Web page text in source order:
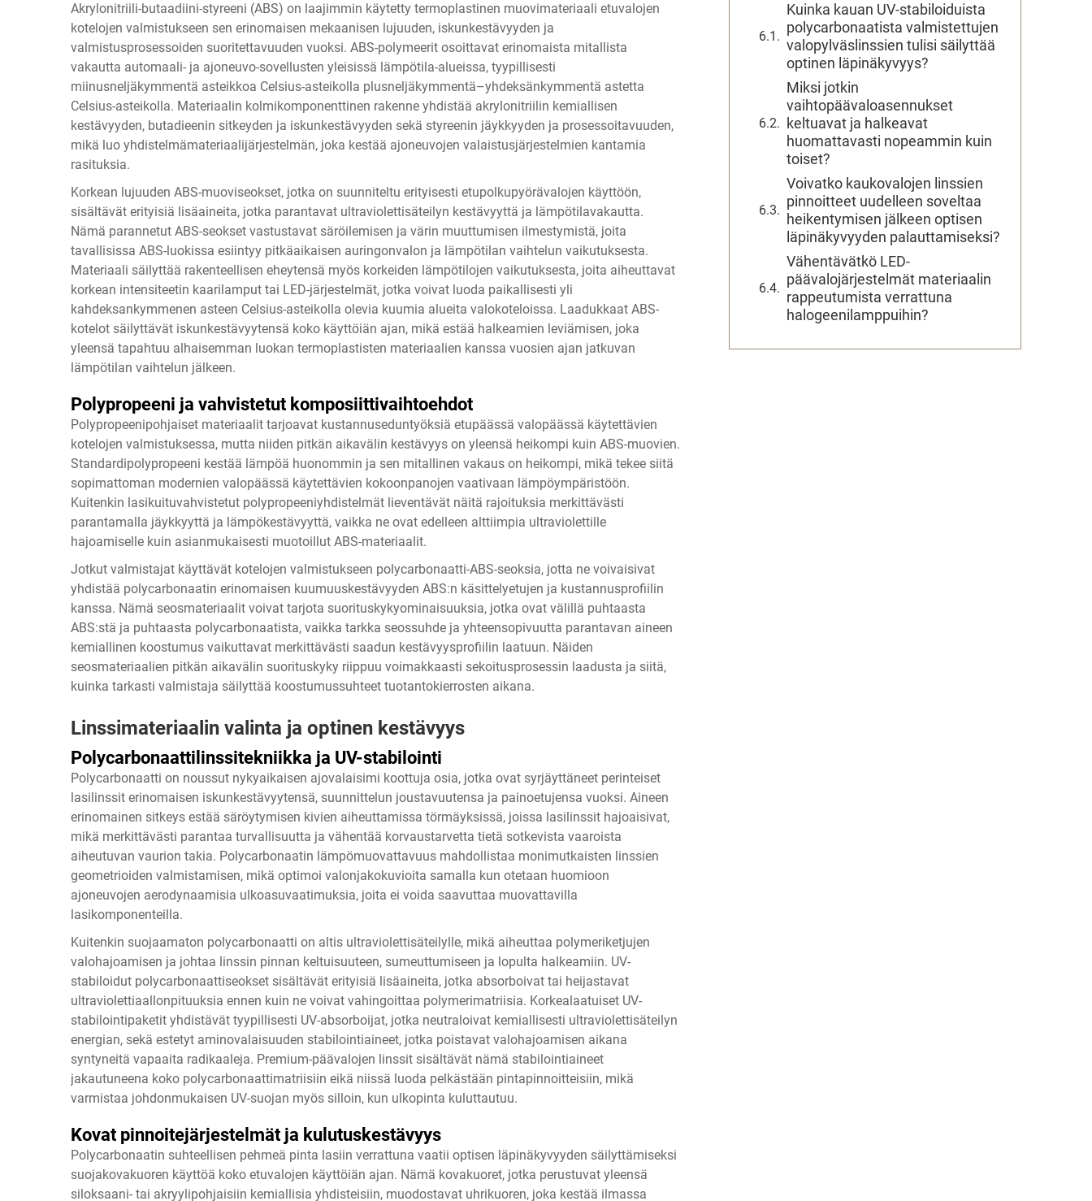
Akrylonitriili-butaadiini-styreeni (ABS) on laajimmin käytetty termoplastinen muovimateriaali etuvalojen
kotelojen valmistukseen sen erinomaisen mekaanisen lujuuden, iskunkestävyyden ja
valmistusprosessoiden suoritettavuuden vuoksi. ABS-polymeerit osoittavat erinomaista mitallista
vakautta automaali- ja ajoneuvo-sovellusten yleisissä lämpötila-alueissa, tyypillisesti
miinusneljäkymmentä asteikkoa Celsius-asteikolla plusneljäkymmentä–yhdeksänkymmentä astetta
Celsius-asteikolla. Materiaalin kolmikomponenttinen rakenne yhdistää akrylonitriilin kemiallisen
kestävyyden, butadieenin sitkeyden ja iskunkestävyyden sekä styreenin jäykkyyden ja prosessoitavuuden,
mikä luo yhdistelmämateriaalijärjestelmän, joka kestää ajoneuvojen valaistusjärjestelmien kantamia
rasituksia.
Korkean lujuuden ABS-muoviseokset, jotka on suunniteltu erityisesti etupolkupyörävalojen käyttöön,
sisältävät erityisiä lisäaineita, jotka parantavat ultraviolettisäteilyn kestävyyttä ja lämpötilavakautta.
Nämä parannetut ABS-seokset vastustavat säröilemisen ja värin muuttumisen ilmestymistä, joita
tavallisissa ABS-luokissa esiintyy pitkäaikaisen auringonvalon ja lämpötilan vaihtelun vaikutuksesta.
Materiaali säilyttää rakenteellisen eheytensä myös korkeiden lämpötilojen vaikutuksesta, joita aiheuttavat
korkean intensiteetin kaarilamput tai LED-järjestelmät, jotka voivat luoda paikallisesti yli
kahdeksankymmenen asteen Celsius-asteikolla olevia kuumia alueita valokoteloissa. Laadukkaat ABS-
kotelot säilyttävät iskunkestävyytensä koko käyttöiän ajan, mikä estää halkeamien leviämisen, joka
yleensä tapahtuu alhaisemman luokan termoplastisten materiaalien kanssa vuosien ajan jatkuvan
lämpötilan vaihtelun jälkeen.
Polypropeeni ja vahvistetut komposiittivaihtoehdot
Polypropeenipohjaiset materiaalit tarjoavat kustannuseduntyöksiä etupäässä valopäässä käytettävien
kotelojen valmistuksessa, mutta niiden pitkän aikavälin kestävyys on yleensä heikompi kuin ABS-muovien.
Standardipolypropeeni kestää lämpöä huonommin ja sen mitallinen vakaus on heikompi, mikä tekee siitä
sopimattoman modernien valopäässä käytettävien kokoonpanojen vaativaan lämpöympäristöön.
Kuitenkin lasikuituvahvistetut polypropeeniyhdistelmät lieventävät näitä rajoituksia merkittävästi
parantamalla jäykkyyttä ja lämpökestävyyttä, vaikka ne ovat edelleen alttiimpia ultraviolettille
hajoamiselle kuin asianmukaisesti muotoillut ABS-materiaalit.
Jotkut valmistajat käyttävät kotelojen valmistukseen polycarbonaatti-ABS-seoksia, jotta ne voivaisivat
yhdistää polycarbonaatin erinomaisen kuumuuskestävyyden ABS:n käsittelyetujen ja kustannusprofiilin
kanssa. Nämä seosmateriaalit voivat tarjota suorituskykyominaisuuksia, jotka ovat välillä puhtaasta
ABS:stä ja puhtaasta polycarbonaatista, vaikka tarkka seossuhde ja yhteensopivuutta parantavan aineen
kemiallinen koostumus vaikuttavat merkittävästi saadun kestävyysprofiilin laatuun. Näiden
seosmateriaalien pitkän aikavälin suorituskyky riippuu voimakkaasti sekoitusprosessin laadusta ja siitä,
kuinka tarkasti valmistaja säilyttää koostumussuhteet tuotantokierrosten aikana.
Linssimateriaalin valinta ja optinen kestävyys
Polycarbonaattilinssitekniikka ja UV-stabilointi
Polycarbonaatti on noussut nykyaikaisen ajovalaisimi koottuja osia, jotka ovat syrjäyttäneet perinteiset
lasilinssit erinomaisen iskunkestävyytensä, suunnittelun joustavuutensa ja painoetujensa vuoksi. Aineen
erinomainen sitkeys estää säröytymisen kivien aiheuttamissa törmäyksissä, joissa lasilinssit hajoaisivat,
mikä merkittävästi parantaa turvallisuutta ja vähentää korvaustarvetta tietä sotkevista vaaroista
aiheutuvan vaurion takia. Polycarbonaatin lämpömuovattavuus mahdollistaa monimutkaisten linssien
geometrioiden valmistamisen, mikä optimoi valonjakokuvioita samalla kun otetaan huomioon
ajoneuvojen aerodynaamisia ulkoasuvaatimuksia, joita ei voida saavuttaa muovattavilla
lasikomponenteilla.
Kuitenkin suojaamaton polycarbonaatti on altis ultraviolettisäteilylle, mikä aiheuttaa polymeriketjujen
valohajoamisen ja johtaa linssin pinnan keltuisuuteen, sumeuttumiseen ja lopulta halkeamiin. UV-
stabiloidut polycarbonaattiseokset sisältävät erityisiä lisäaineita, jotka absorboivat tai heijastavat
ultraviolettiaallonpituuksia ennen kuin ne voivat vahingoittaa polymerimatriisia. Korkealaatuiset UV-
stabilointipaketit yhdistävät tyypillisesti UV-absorboijat, jotka neutraloivat kemiallisesti ultraviolettisäteilyn
energian, sekä estetyt aminovalaisuuden stabilointiaineet, jotka poistavat valohajoamisen aikana
syntyneitä vapaaita radikaaleja. Premium-päävalojen linssit sisältävät nämä stabilointiaineet
jakautuneena koko polycarbonaattimatriisiin eikä niissä luoda pelkästään pintapinnoitteisiin, mikä
varmistaa johdonmukaisen UV-suojan myös silloin, kun ulkopinta kuluttautuu.
Kovat pinnoitejärjestelmät ja kulutuskestävyys
Polycarbonaatin suhteellisen pehmeä pinta lasiin verrattuna vaatii optisen läpinäkyvyyden säilyttämiseksi
suojakovakuoren käyttöä koko etuvalojen käyttöiän ajan. Nämä kovakuoret, jotka perustuvat yleensä
siloksaani- tai akryylipohjaisiin kemiallisia yhdisteisiin, muodostavat uhrikuoren, joka kestää ilmassa
Kuinka kauan UV-stabiloiduista
polycarbonaatista valmistettujen
valopylväslinssien tulisi säilyttää
optinen läpinäkyvyys?
Miksi jotkin
vaihtopäävaloasennukset
keltuavat ja halkeavat
huomattavasti nopeammin kuin
toiset?
Voivatko kaukovalojen linssien
pinnoitteet uudelleen soveltaa
heikentymisen jälkeen optisen
läpinäkyvyyden palauttamiseksi?
Vähentävätkö LED-
päävalojärjestelmät materiaalin
rappeutumista verrattuna
halogeenilamppuihin?